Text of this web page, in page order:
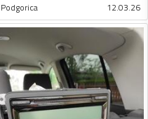
Podgorica 12.03.26